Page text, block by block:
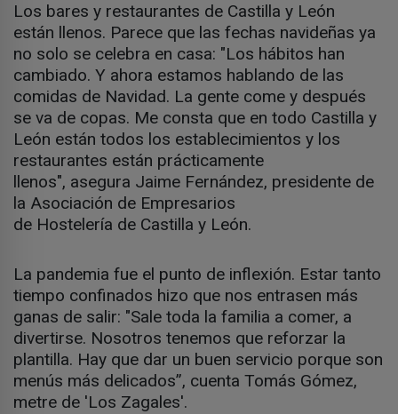
Los bares y restaurantes de Castilla y León
están llenos. Parece que las fechas navideñas ya
no solo se celebra en casa: "Los hábitos han
cambiado. Y ahora estamos hablando de las
comidas de Navidad. La gente come y después
se va de copas. Me consta que en todo Castilla y
León están todos los establecimientos y los
restaurantes están prácticamente
llenos", asegura Jaime Fernández, presidente de
la Asociación de Empresarios
de Hostelería de Castilla y León.
La pandemia fue el punto de inflexión. Estar tanto
tiempo confinados hizo que nos entrasen más
ganas de salir: "Sale toda la familia a comer, a
divertirse. Nosotros tenemos que reforzar la
plantilla. Hay que dar un buen servicio porque son
menús más delicados”, cuenta Tomás Gómez,
metre de 'Los Zagales'.